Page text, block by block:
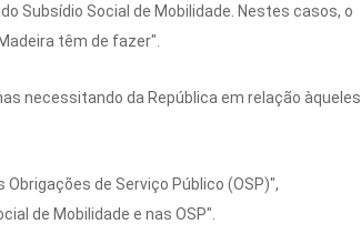
Subsídio Social de Mobilidade. Nestes casos, o
têm de fazer".
necessitando da República em relação àqueles
de Serviço Público (OSP)",
de Mobilidade e nas OSP".